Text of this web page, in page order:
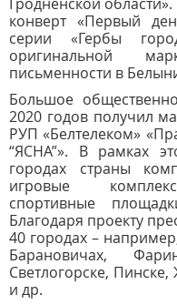
конверт «Первый
серии «Гербы
оригинальной
письменности в
Большое
2020 годов получил
РУП «Белтелеком»
“ЯСНА”». В рамках
городах страны
игровые
спортивные
Благодаря проекту
40 городах –
Барановичах,
Светлогорске,
и др.